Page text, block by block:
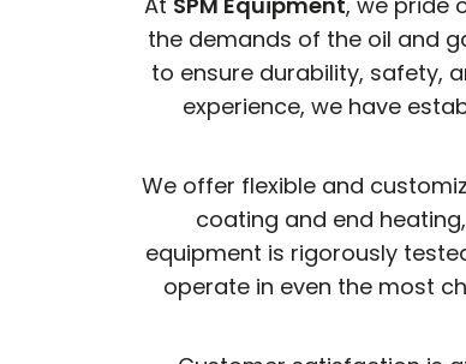
the demands of the oil and
to ensure durability, safety,
experience, we have
We offer flexible and
coating and end
equipment is rigorously
operate in even the most